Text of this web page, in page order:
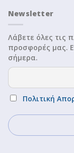
Newsletter
Λάβετε όλες τις
προσφορές μας.
σήμερα.
Πολιτική